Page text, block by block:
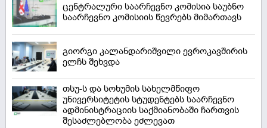
ცენტრალური საარჩევნო კომისია საუბნო
საარჩევნო კომისიის წევრებს მიმართავს
გიორგი კალანდარიშვილი ევროკავშირის
ელჩს შეხვდა
თსუ-ს და სოხუმის სახელმწიფო
უნივერსიტეტის სტუდენტებს საარჩევნო
ადმინისტრაციის საქმიანობაში ჩართვის
შესაძლებლობა ეძლევათ